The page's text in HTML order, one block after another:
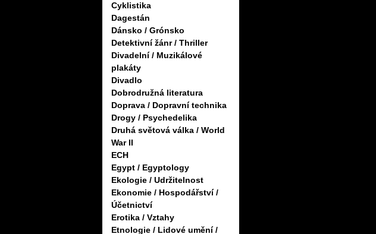
Cyklistika
Dagestán
Dánsko / Grónsko
Detektivní žánr / Thriller
Divadelní / Muzikálové
plakáty
Divadlo
Dobrodružná literatura
Doprava / Dopravní technika
Drogy / Psychedelika
Druhá světová válka / World
War II
ECH
Egypt / Egyptology
Ekologie / Udržitelnost
Ekonomie / Hospodářství /
Účetnictví
Erotika / Vztahy
Etnologie / Lidové umění /